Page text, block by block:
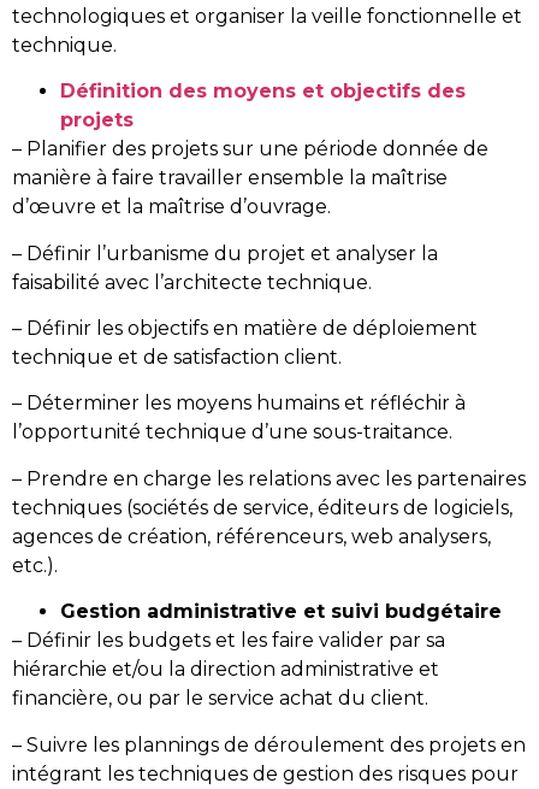
technologiques et organiser la veille fonctionnelle et
technique.
Définition des moyens et objectifs des
projets
– Planifier des projets sur une période donnée de
manière à faire travailler ensemble la maîtrise
d’œuvre et la maîtrise d’ouvrage.
– Définir l’urbanisme du projet et analyser la
faisabilité avec l’architecte technique.
– Définir les objectifs en matière de déploiement
technique et de satisfaction client.
– Déterminer les moyens humains et réfléchir à
l’opportunité technique d’une sous-traitance.
– Prendre en charge les relations avec les partenaires
techniques (sociétés de service, éditeurs de logiciels,
agences de création, référenceurs, web analysers,
etc.).
Gestion administrative et suivi budgétaire
– Définir les budgets et les faire valider par sa
hiérarchie et/ou la direction administrative et
financière, ou par le service achat du client.
– Suivre les plannings de déroulement des projets en
intégrant les techniques de gestion des risques pour